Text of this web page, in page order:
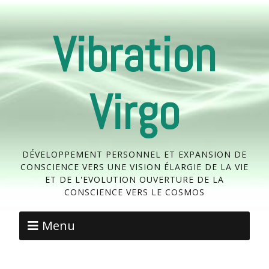
Vibration
Virgo
DÉVELOPPEMENT PERSONNEL ET EXPANSION DE
CONSCIENCE VERS UNE VISION ÉLARGIE DE LA VIE
ET DE L'EVOLUTION OUVERTURE DE LA
CONSCIENCE VERS LE COSMOS
Menu